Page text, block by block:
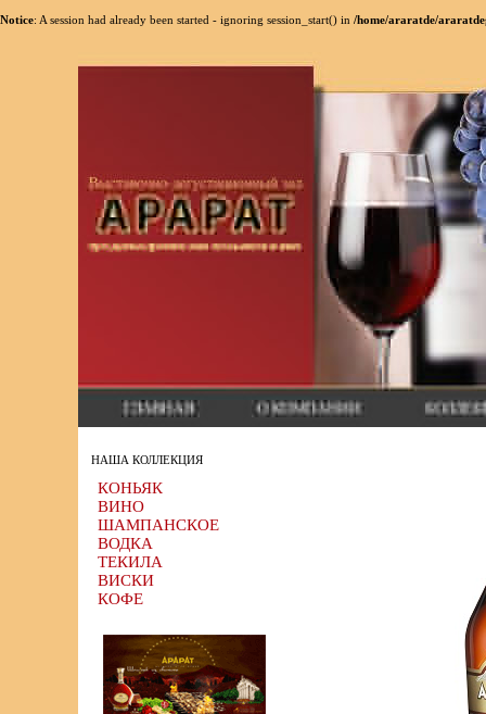
Notice: A session had already been started - ignoring session_start() in /home/araratde/
НАША КОЛЛЕКЦИЯ
КОНЬЯК
ВИНО
ШАМПАНСКОЕ
ВОДКА
ТЕКИЛА
ВИСКИ
КОФЕ